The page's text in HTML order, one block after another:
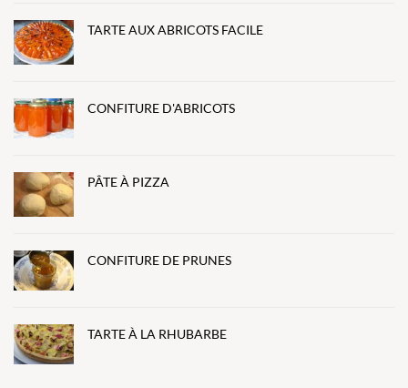
TARTE AUX ABRICOTS FACILE
CONFITURE D'ABRICOTS
PÂTE À PIZZA
CONFITURE DE PRUNES
TARTE À LA RHUBARBE